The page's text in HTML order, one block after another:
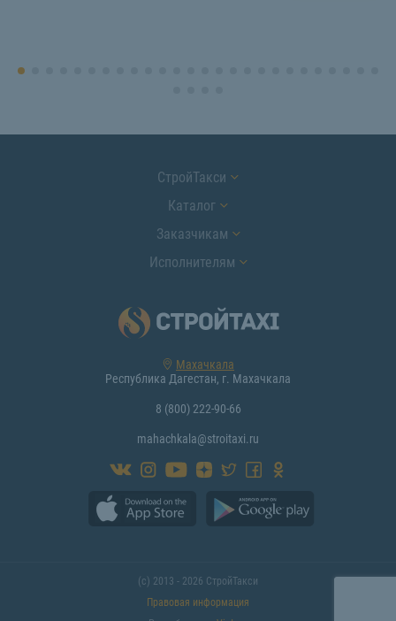
СтройТакси
Каталог
Заказчикам
Исполнителям
Махачкала
Республика Дагестан, г. Махачкала
8 (800) 222-90-66
mahachkala@stroitaxi.ru
(с) 2013 - 2026 СтройТакси
Правовая информация